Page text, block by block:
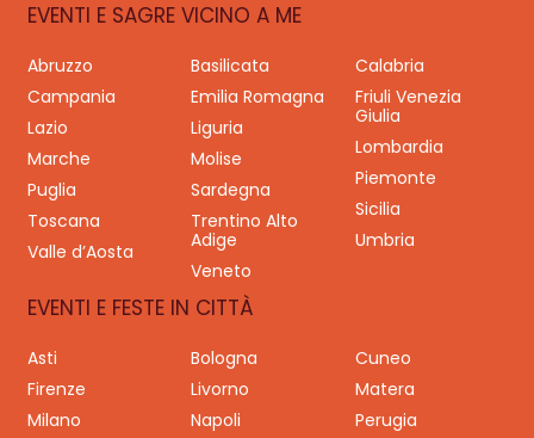
EVENTI E SAGRE VICINO A ME
Abruzzo Basilicata
Calabria
Campania
Emilia Romagna
Friuli Venezia
Giulia
Lazio
Liguria
Lombardia
Marche
Molise
Piemonte
Puglia
Sardegna
Sicilia
Toscana
Trentino Alto
Adige
Umbria
Valle d’Aosta
Veneto
EVENTI E FESTE IN CITTÀ
Asti Bologna
Cuneo
Firenze
Livorno
Matera
Milano
Napoli
Perugia